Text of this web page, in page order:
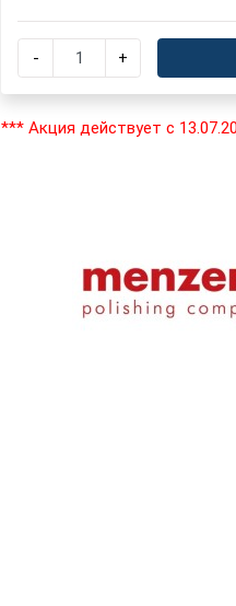
- +
*** Акция действует с